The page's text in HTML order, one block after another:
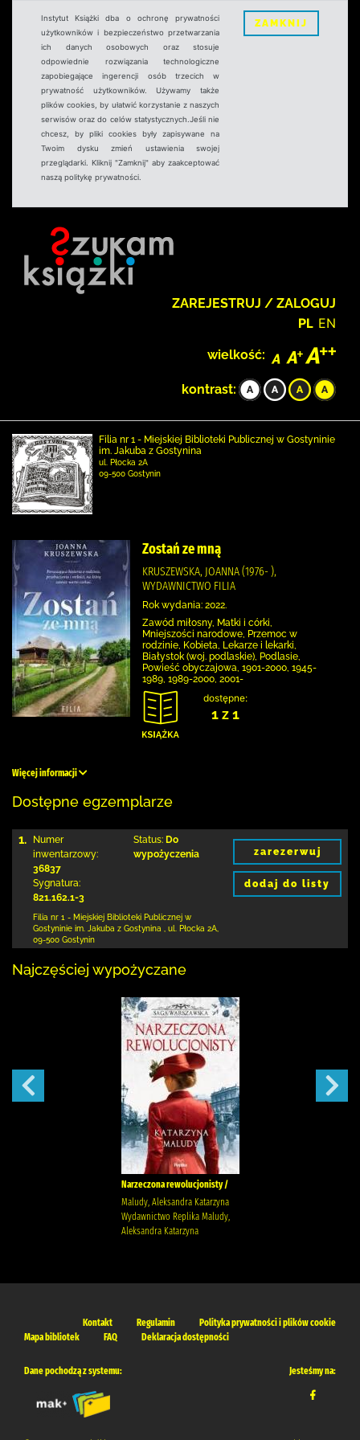
Instytut Książki dba o ochronę prywatności
użytkowników i bezpieczeństwo przetwarzania
ich danych osobowych oraz stosuje
odpowiednie rozwiązania technologiczne
zapobiegające ingerencji osób trzecich w
prywatność użytkowników. Używamy także
plików cookies, by ułatwić korzystanie z naszych
serwisów oraz do celów statystycznych.Jeśli nie
chcesz, by pliki cookies były zapisywane na
Twoim dysku zmień ustawienia swojej
przeglądarki. Kliknij "Zamknij" aby zaakceptować
naszą politykę prywatności.
ZAMKNIJ
ZAREJESTRUJ / ZALOGUJ
PL EN
wielkość:
kontrast:
Filia nr 1 - Miejskiej Biblioteki Publicznej w Gostyninie
im. Jakuba z Gostynina
ul. Płocka 2A
09-500 Gostynin
Zostań ze mną
KRUSZEWSKA, JOANNA (1976- ),
WYDAWNICTWO FILIA
Rok wydania: 2022.
Zawód miłosny, Matki i córki,
Mniejszości narodowe, Przemoc w
rodzinie, Kobieta, Lekarze i lekarki,
Białystok (woj. podlaskie), Podlasie,
Powieść obyczajowa, 1901-2000, 1945-
1989, 1989-2000, 2001-
dostępne:
1 z 1
Więcej informacji
Dostępne egzemplarze
1.
Numer
inwentarzowy:
36837
Sygnatura:
821.162.1-3
Status: Do
wypożyczenia
Filia nr 1 - Miejskiej Biblioteki Publicznej w
Gostyninie im. Jakuba z Gostynina
ul. Płocka 2A
09-500 Gostynin
zarezerwuj
dodaj do listy
Najczęściej wypożyczane
Narzeczona rewolucjonisty /
Maludy, Aleksandra Katarzyna
Wydawnictwo Replika Maludy,
Aleksandra Katarzyna
Kontakt Regulamin
Polityka prywatności i plików cookie
Mapa bibliotek
FAQ Deklaracja dostępności
Dane pochodzą z systemu: Jesteśmy na: